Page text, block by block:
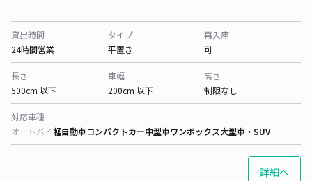
貸出時間
24時間営業
タイプ
平置き
再入庫
可
長さ
500cm 以下
車幅
200cm 以下
高さ
制限なし
対応車種
オートバイ軽自動車コンパクトカー中型車ワンボックス大型車・SUV
詳細へ